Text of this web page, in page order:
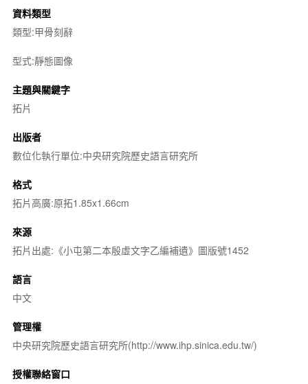
資料類型
類型:甲骨刻辭
型式:靜態圖像
主題與關鍵字
拓片
出版者
數位化執行單位:中央研究院歷史語言研究所
格式
拓片高廣:原拓1.85x1.66cm
來源
拓片出處:《小屯第二本殷虛文字乙編補遺》圖版號1452
語言
中文
管理權
中央研究院歷史語言研究所(http://www.ihp.sinica.edu.tw/)
授權聯絡窗口